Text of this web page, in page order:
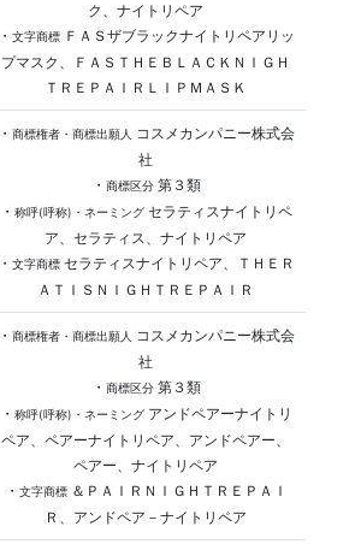
ク、ナイトリペア
・ 文字商標ＦＡＳザブラックナイトリペアリッ
プマスク、ＦＡＳＴＨＥＢＬＡＣＫＮＩＧＨ
ＴＲＥＰＡＩＲＬＩＰＭＡＳＫ
・ 商標権者・商標出願人
コスメカンパニー株式会
社
・ 商標区分第３類
・ 称呼(呼称)・ネーミングセラティスナイトリペ
ア、セラティス、ナイトリペア
・ 文字商標セラティスナイトリペア、ＴＨＥＲ
ＡＴＩＳＮＩＧＨＴＲＥＰＡＩＲ
・ 商標権者・商標出願人
コスメカンパニー株式会
社
・ 商標区分第３類
・ 称呼(呼称)・ネーミングアンドペアーナイトリ
ペア、ペアーナイトリペア、アンドペアー、
ペアー、ナイトリペア
・ 文字商標＆ＰＡＩＲＮＩＧＨＴＲＥＰＡＩ
Ｒ、アンドペア－ナイトリペア